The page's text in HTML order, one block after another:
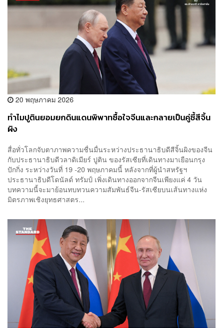
20 พฤษภาคม 2026
ทำไมปูตินยอมยกดินแดนพิพาทซื้อใจจีนและกลายเป็นคู่ซี้สีจิ้น
ผิง
สื่อทั่วโลกจับตาภาพความชื่นมื่นระหว่างประธานาธิบดีสีจิ้นผิงของจีน
กับประธานาธิบดีวลาดิเมียร์ ปูติน ของรัสเซียที่เดินทางมาเยือนกรุง
ปักกิ่ง ระหว่างวันที่ 19 -20 พฤษภาคมนี้ หลังจากที่ผู้นำสหรัฐฯ
ประธานาธิบดีโดนัลด์ ทรัมป์ เพิ่งเดินทางออกจากจีนเพียงแค่ 4 วัน
บทความนี้จะมาย้อนทบทวนความสัมพันธ์จีน-รัสเซียบนเส้นทางแห่ง
มิตรภาพเชิงยุทธศาสตร...